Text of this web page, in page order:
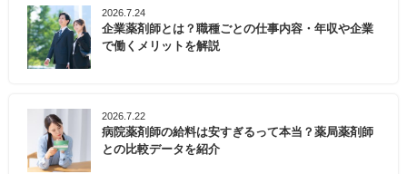
2026.7.24
企業薬剤師とは？職種ごとの仕事内容・年収や企業
で働くメリットを解説
2026.7.22
病院薬剤師の給料は安すぎるって本当？薬局薬剤師
との比較データを紹介